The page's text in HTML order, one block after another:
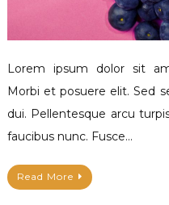
Lorem ipsum dolor sit
Morbi et posuere elit. Sed
dui. Pellentesque arcu
faucibus nunc. Fusce…
Read More